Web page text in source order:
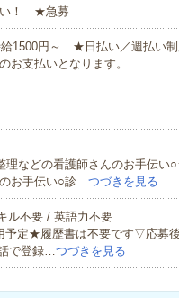
い！ ★急募
1500円～ ★日払い／週払い制
支払いとなります。
などの看護師さんのお手伝い○
お手伝い○診…つづきを見る
ル不要 / 英語力不要
定★履歴書は不要です▽応募
で登録…つづきを見る